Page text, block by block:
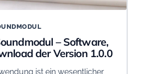
– Software,
der Version 1.0.0
ist ein wesentlicher